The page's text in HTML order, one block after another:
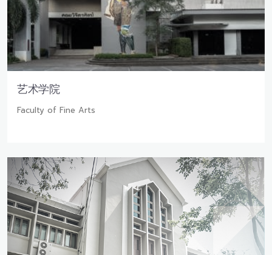
艺术学院
Faculty of Fine Arts